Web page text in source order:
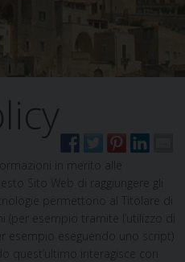
in merito alle
Sito Web di raggiungere gli
permettono al Titolare di
(per esempio tramite l’utilizzo di
esempio eseguendo uno script)
quest’ultimo interagisce con